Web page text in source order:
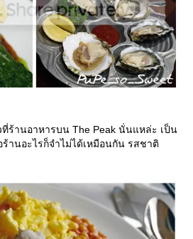
ร้านอาหารบน The Peak นั่นแหล่ะ เป็น
นอะไรก็จำไม่ได้เหมือนกัน รสชาติ